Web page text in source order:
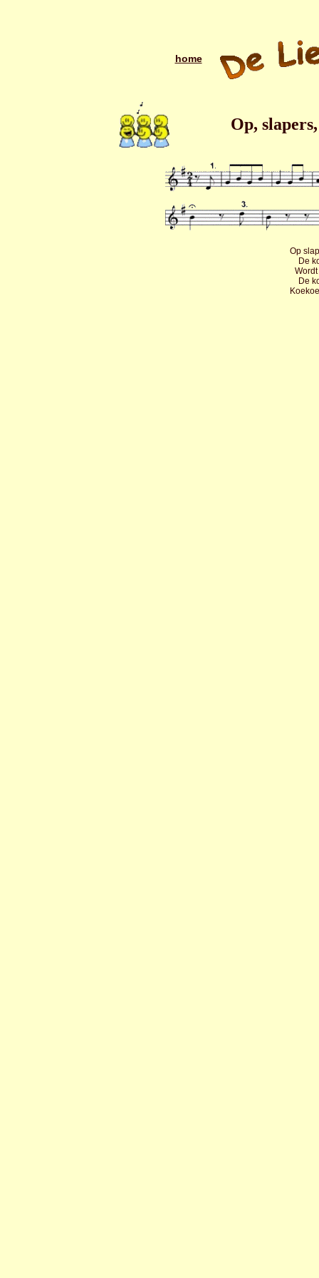
home
Op,
Op
De
De